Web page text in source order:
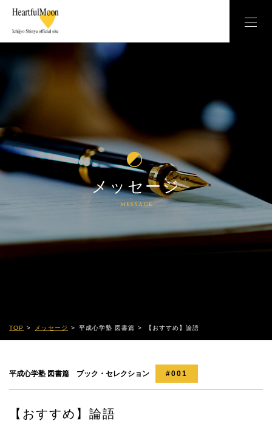
メッセージ
message
TOP メッセージ 平成心学塾 図書篇 【おすすめ】論語
平成心学塾 図書篇 ブック・セレクション #001
【おすすめ】論語